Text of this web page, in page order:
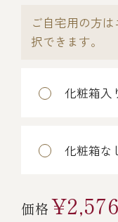
ギフト/贈
～￥2,999
￥3,000～￥4,999
ご自宅用の方
択できます。
化粧箱入
化粧箱な
価格¥2,576